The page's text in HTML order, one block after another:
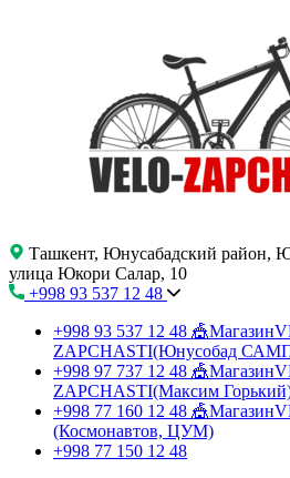
Ташкент, Юнусабадский район,
улица Юкори Салар, 10
+998 93 537 12 48
+998 93 537 12 48
ZAPCHASTI(Юнусобад
+998 97 737 12 48
ZAPCHASTI(Максим
+998 77 160 12 48
(Космонавтов, ЦУМ)
+998 77 150 12 48